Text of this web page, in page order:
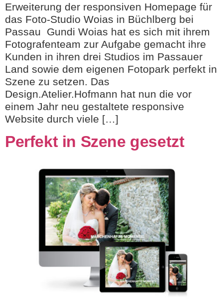
Erweiterung der responsiven Homepage für
das Foto-Studio Woias in Büchlberg bei
Passau Gundi Woias hat es sich mit ihrem
Fotografenteam zur Aufgabe gemacht ihre
Kunden in ihren drei Studios im Passauer
Land sowie dem eigenen Fotopark perfekt in
Szene zu setzen. Das
Design.Atelier.Hofmann hat nun die vor
einem Jahr neu gestaltete responsive
Website durch viele […]
Perfekt in Szene gesetzt